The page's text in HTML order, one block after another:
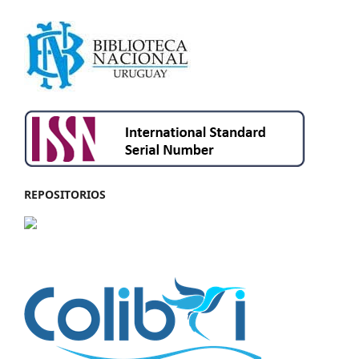
REPOSITORIOS